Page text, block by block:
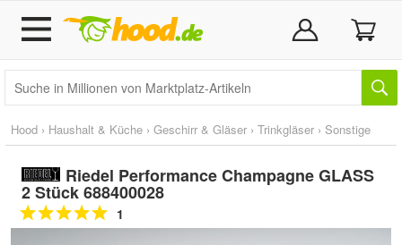
Hood › Haushalt & Küche › Geschirr & Gläser › Trinkgläser › Sonstige
Riedel Performance Champagne GLASS
2 Stück 688400028
1